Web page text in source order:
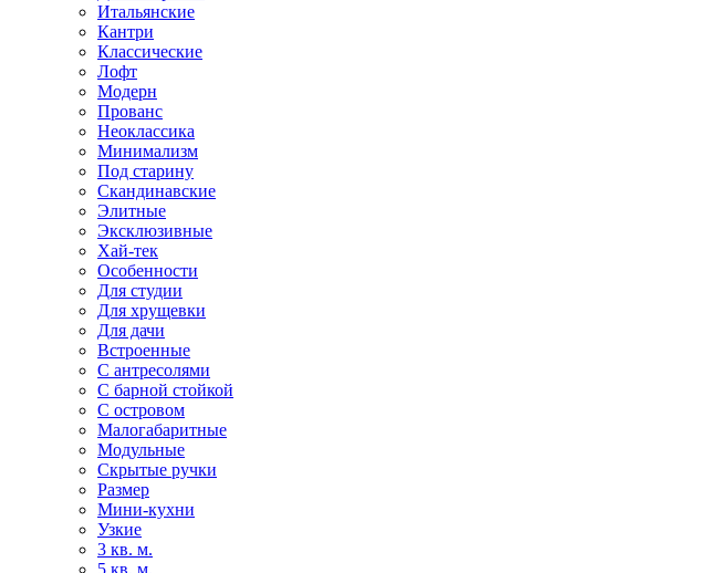
Итальянские
Кантри
Классические
Лофт
Модерн
Прованс
Неоклассика
Минимализм
Под старину
Скандинавские
Элитные
Эксклюзивные
Хай-тек
Особенности
Для студии
Для хрущевки
Для дачи
Встроенные
С антресолями
С барной стойкой
С островом
Малогабаритные
Модульные
Скрытые ручки
Размер
Мини-кухни
Узкие
3 кв. м.
5 кв. м.